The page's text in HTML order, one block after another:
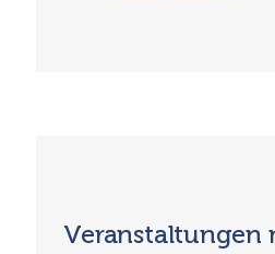
Veranstaltungen